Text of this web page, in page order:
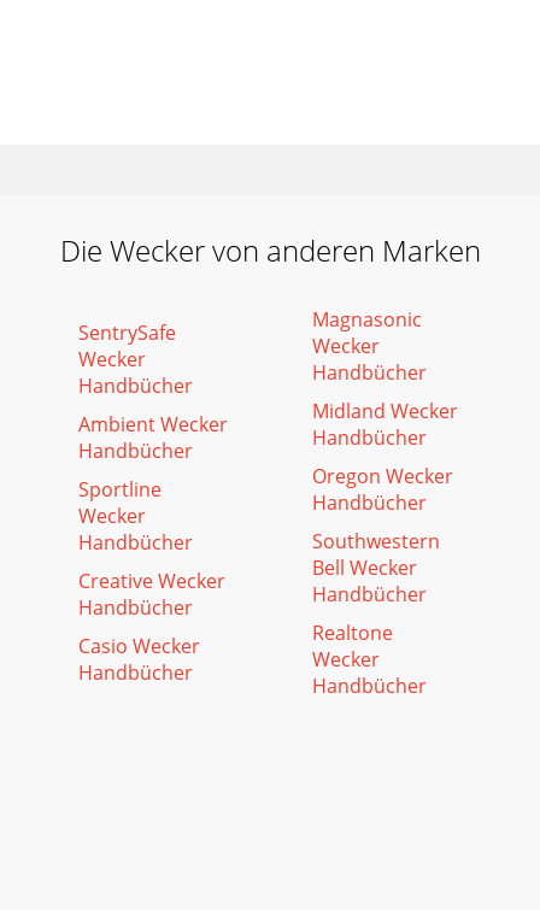
Die Wecker von anderen Marken
SentrySafe
Wecker
Handbücher
Ambient Wecker
Handbücher
Sportline
Wecker
Handbücher
Creative Wecker
Handbücher
Casio Wecker
Handbücher
Magnasonic
Wecker
Handbücher
Midland Wecker
Handbücher
Oregon Wecker
Handbücher
Southwestern
Bell Wecker
Handbücher
Realtone
Wecker
Handbücher